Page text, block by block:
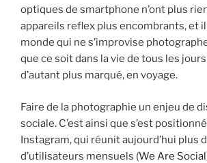
optiques de smartphone n’ont plus
appareils reflex plus encombrants, et il
monde qui ne s’improvise
que ce soit dans la vie de tous les jours
d’autant plus marqué, en voyage.
Faire de la photographie un enjeu de
sociale. C’est ainsi que s’est
Instagram, qui réunit aujourd’hui plus
d’utilisateurs mensuels (We Are Social